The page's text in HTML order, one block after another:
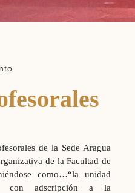
de la Sede Aragua
de la Facultad de
como…“la unidad
con adscripción a la